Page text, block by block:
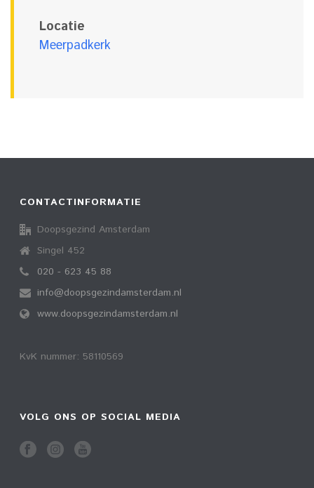
Locatie
Meerpadkerk
CONTACTINFORMATIE
Doopsgezind Amsterdam
Singel 452
020 - 623 45 88
info@doopsgezindamsterdam.nl
www.doopsgezindamsterdam.nl
KvK nummer: 58110569
VOLG ONS OP SOCIAL MEDIA